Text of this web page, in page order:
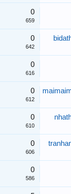
0
659
0
642
0
616
0
612
0
610
0
606
0
586